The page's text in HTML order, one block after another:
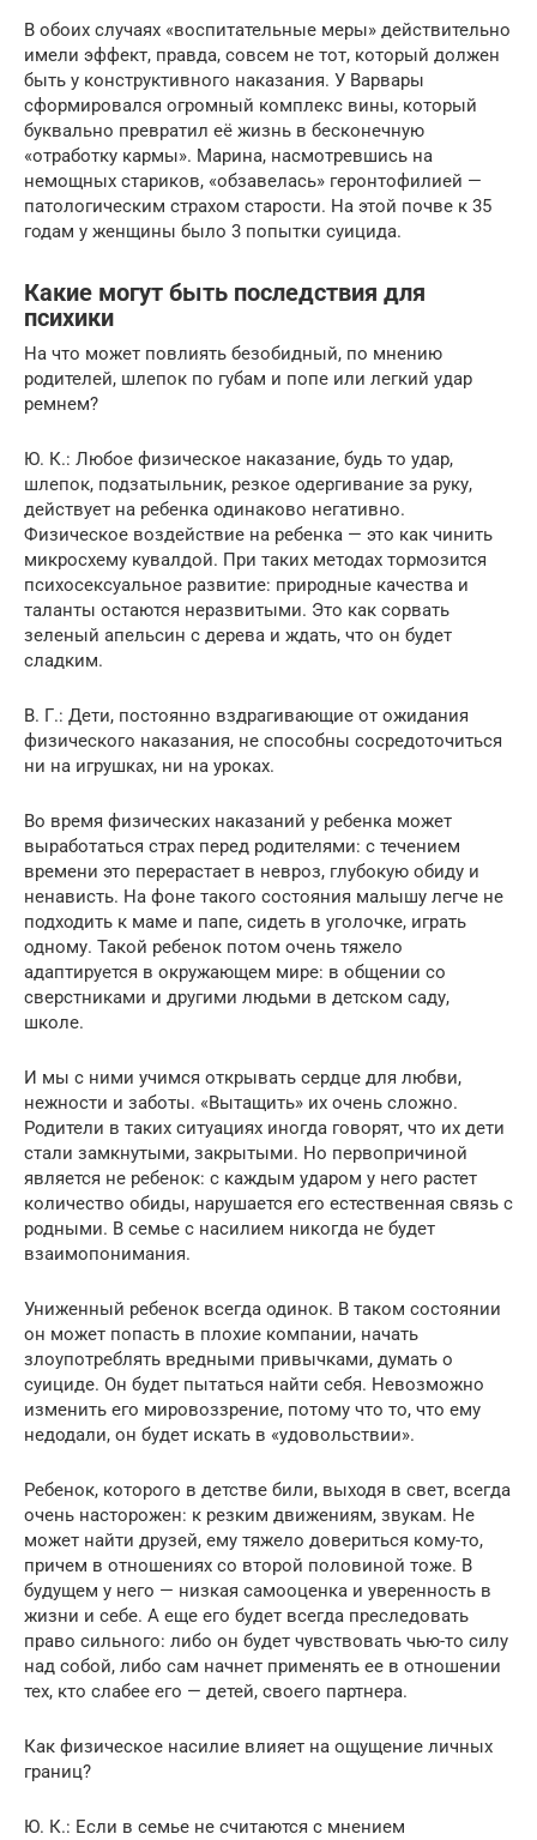
В обоих случаях «воспитательные меры» действительно
имели эффект, правда, совсем не тот, который должен
быть у конструктивного наказания. У Варвары
сформировался огромный комплекс вины, который
буквально превратил её жизнь в бесконечную
«отработку кармы». Марина, насмотревшись на
немощных стариков, «обзавелась» геронтофилией —
патологическим страхом старости. На этой почве к 35
годам у женщины было 3 попытки суицида.
Какие могут быть последствия для
психики
На что может повлиять безобидный, по мнению
родителей, шлепок по губам и попе или легкий удар
ремнем?
Ю. К.: Любое физическое наказание, будь то удар,
шлепок, подзатыльник, резкое одергивание за руку,
действует на ребенка одинаково негативно.
Физическое воздействие на ребенка — это как чинить
микросхему кувалдой. При таких методах тормозится
психосексуальное развитие: природные качества и
таланты остаются неразвитыми. Это как сорвать
зеленый апельсин с дерева и ждать, что он будет
сладким.
В. Г.: Дети, постоянно вздрагивающие от ожидания
физического наказания, не способны сосредоточиться
ни на игрушках, ни на уроках.
Во время физических наказаний у ребенка может
выработаться страх перед родителями: с течением
времени это перерастает в невроз, глубокую обиду и
ненависть. На фоне такого состояния малышу легче не
подходить к маме и папе, сидеть в уголочке, играть
одному. Такой ребенок потом очень тяжело
адаптируется в окружающем мире: в общении со
сверстниками и другими людьми в детском саду,
школе.
И мы с ними учимся открывать сердце для любви,
нежности и заботы. «Вытащить» их очень сложно.
Родители в таких ситуациях иногда говорят, что их дети
стали замкнутыми, закрытыми. Но первопричиной
является не ребенок: с каждым ударом у него растет
количество обиды, нарушается его естественная связь с
родными. В семье с насилием никогда не будет
взаимопонимания.
Униженный ребенок всегда одинок. В таком состоянии
он может попасть в плохие компании, начать
злоупотреблять вредными привычками, думать о
суициде. Он будет пытаться найти себя. Невозможно
изменить его мировоззрение, потому что то, что ему
недодали, он будет искать в «удовольствии».
Ребенок, которого в детстве били, выходя в свет, всегда
очень насторожен: к резким движениям, звукам. Не
может найти друзей, ему тяжело довериться кому-то,
причем в отношениях со второй половиной тоже. В
будущем у него — низкая самооценка и уверенность в
жизни и себе. А еще его будет всегда преследовать
право сильного: либо он будет чувствовать чью-то силу
над собой, либо сам начнет применять ее в отношении
тех, кто слабее его — детей, своего партнера.
Как физическое насилие влияет на ощущение личных
границ?
Ю. К.: Если в семье не считаются с мнением